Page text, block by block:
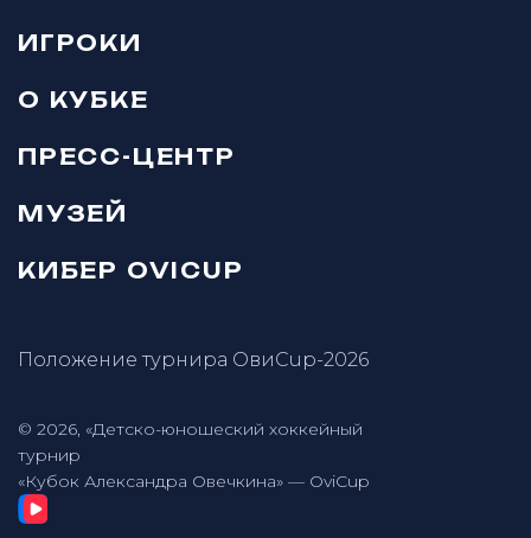
ИГРОКИ
О КУБКЕ
ПРЕСС-ЦЕНТР
МУЗЕЙ
КИБЕР OVICUP
Положение турнира ОвиCup-2026
© 2026, «Детско-юношеский хоккейный
турнир
«Кубок Александра Овечкина» — OviCup